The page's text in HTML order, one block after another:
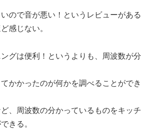
ので音が悪い！というレビューがある
感じない。
グは便利！というよりも、周波数が分
かかったのが何かを調べることができ
、周波数の分かっているものをキッチ
きる。